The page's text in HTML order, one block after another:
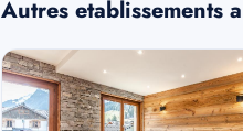
Autres etablissements